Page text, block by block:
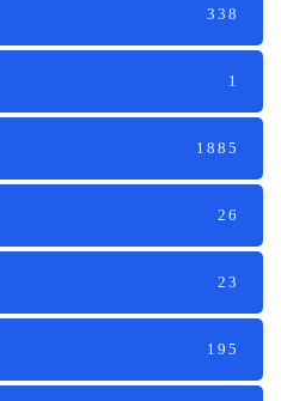
338
1
1885
26
23
195